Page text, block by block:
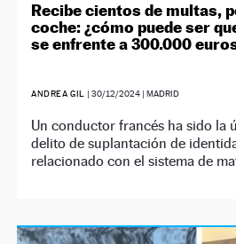
Recibe cientos de multas,
coche: ¿cómo puede ser
se enfrente a 300.000
ANDREA GIL | 30/12/2024| MADRID
Un conductor francés ha sido la
delito de suplantación de
relacionado con el sistema de